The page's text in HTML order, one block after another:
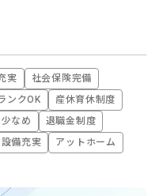
実
社会保険完備
ンクOK
産休育休制度
なめ
退職金制度
設備充実
アットホーム